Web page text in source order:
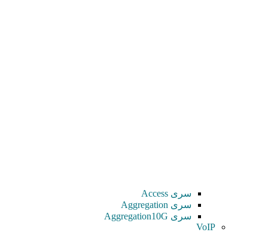
سری Access
سری Aggregation
سری Aggregation10G
VoIP